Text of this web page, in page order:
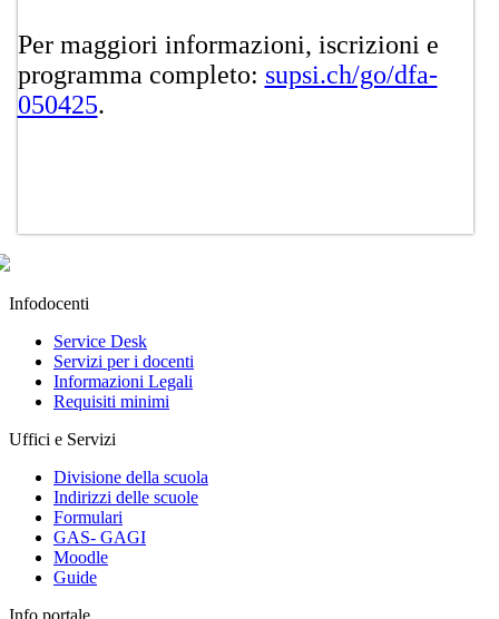
Per maggiori informazioni, iscrizioni e
programma completo: supsi.ch/go/dfa-
050425.
Infodocenti
Service Desk
Servizi per i docenti
Informazioni Legali
Requisiti minimi
Uffici e Servizi
Divisione della scuola
Indirizzi delle scuole
Formulari
GAS- GAGI
Moodle
Guide
Info portale